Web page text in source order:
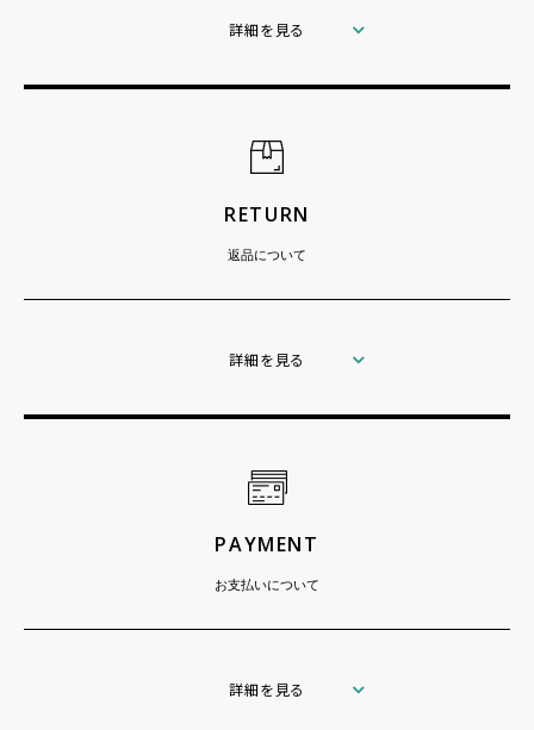
詳細を見る
RETURN
返品について
詳細を見る
PAYMENT
お支払いについて
詳細を見る